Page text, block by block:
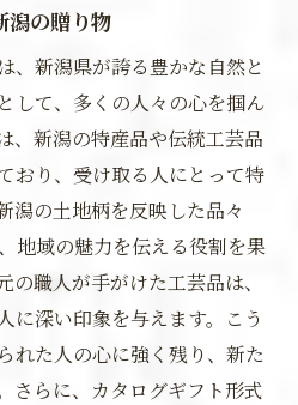
潟の贈り物
、新潟県が誇る豊かな自然と
して、多くの人々の心を掴ん
、新潟の特産品や伝統工芸品
おり、受け取る人にとって特
潟の土地柄を反映した品々
地域の魅力を伝える役割を果
職人が手がけた工芸品は、
に深い印象を与えます。こう
れた人の心に強く残り、新た
さらに、カタログギフト形式